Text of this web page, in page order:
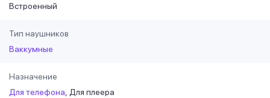
Встроенный
Тип наушников
Ваккумные
Назначение
Для телефона Для плеера